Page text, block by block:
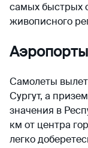
самых быстрых
живописного
Аэропорты
Самолеты
Сургут, а
значения в
км от центра
легко